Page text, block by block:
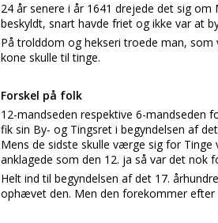
24 år senere i år 1641 drejede det sig
beskyldt, snart havde friet og ikke var at
På trolddom og hekseri troede man, som
kone skulle til tinge.
Forskel på folk
12-mandseden respektive 6-mandseden
fik sin By- og Tingsret i begyndelsen af
Mens de sidste skulle værge sig for
anklagede som den 12. ja så var det nok
Helt ind til begyndelsen af det 17.
ophævet den. Men den forekommer efter